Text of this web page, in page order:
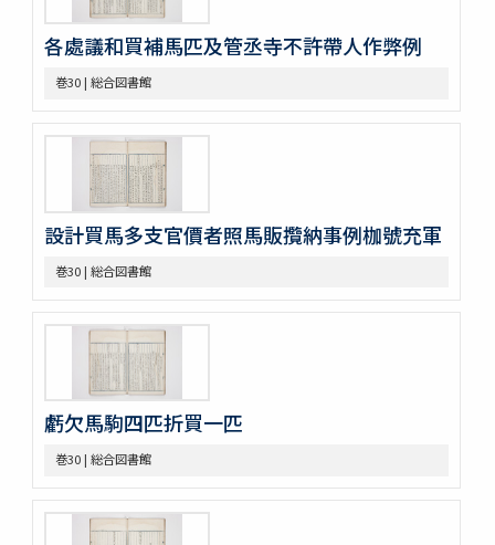
巻35
巻36
巻37
巻38
巻39
巻40
巻41
巻42
巻43
巻44
巻46
巻47
巻48
巻49
巻50
不分巻1
不分巻2
不分巻4
不分巻5
不分巻6
各處議和買補馬匹及管丞寺不許帶人作弊例
巻30 | 総合図書館
設計買馬多支官價者照馬販攬納事例枷號充軍
巻30 | 総合図書館
虧欠馬駒四匹折買一匹
巻30 | 総合図書館